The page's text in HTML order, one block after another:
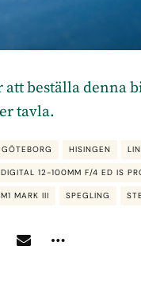
beställa denna
tavla.
GÖTEBORG HISINGEN
12-100MM F/4 ED IS
MARK III SPEGLING